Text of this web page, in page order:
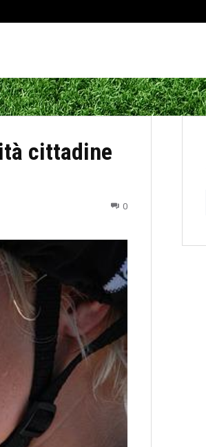
cittadine
0